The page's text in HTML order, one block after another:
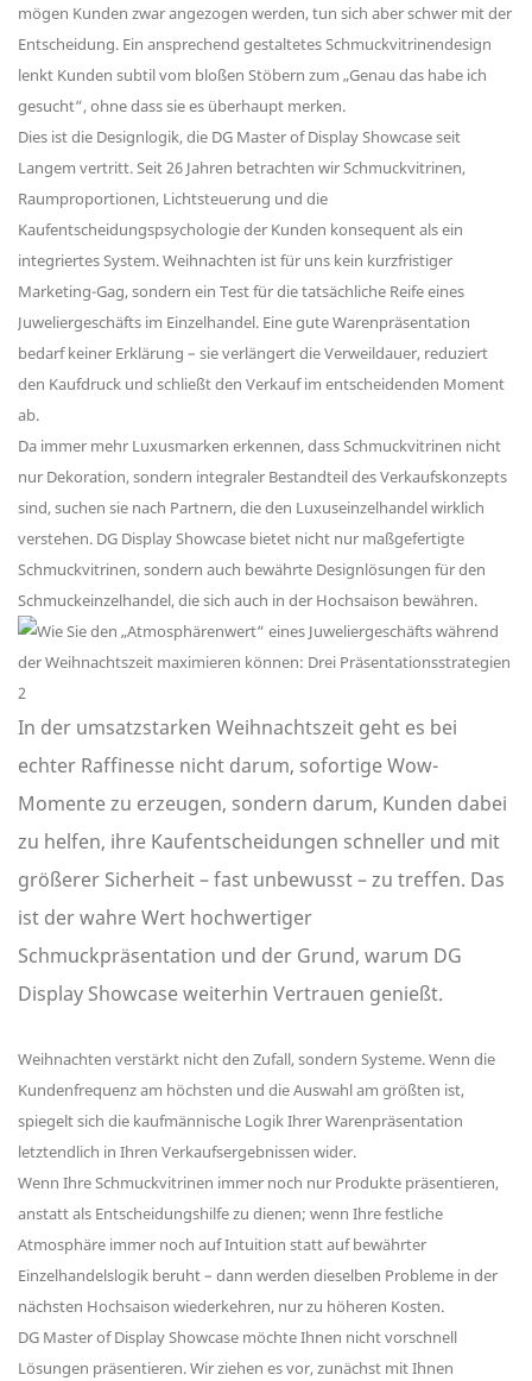
mögen Kunden zwar angezogen werden, tun sich aber schwer mit der
Entscheidung. Ein ansprechend gestaltetes Schmuckvitrinendesign
lenkt Kunden subtil vom bloßen Stöbern zum „Genau das habe ich
gesucht“, ohne dass sie es überhaupt merken.
Dies ist die Designlogik, die DG Master of Display Showcase seit
Langem vertritt. Seit 26 Jahren betrachten wir Schmuckvitrinen,
Raumproportionen, Lichtsteuerung und die
Kaufentscheidungspsychologie der Kunden konsequent als ein
integriertes System. Weihnachten ist für uns kein kurzfristiger
Marketing-Gag, sondern ein Test für die tatsächliche Reife eines
Juweliergeschäfts im Einzelhandel. Eine gute Warenpräsentation
bedarf keiner Erklärung – sie verlängert die Verweildauer, reduziert
den Kaufdruck und schließt den Verkauf im entscheidenden Moment
ab.
Da immer mehr Luxusmarken erkennen, dass Schmuckvitrinen nicht
nur Dekoration, sondern integraler Bestandteil des Verkaufskonzepts
sind, suchen sie nach Partnern, die den Luxuseinzelhandel wirklich
verstehen. DG Display Showcase bietet nicht nur maßgefertigte
Schmuckvitrinen, sondern auch bewährte Designlösungen für den
Schmuckeinzelhandel, die sich auch in der Hochsaison bewähren.
In der umsatzstarken Weihnachtszeit geht es bei
echter Raffinesse nicht darum, sofortige Wow-
Momente zu erzeugen, sondern darum, Kunden dabei
zu helfen, ihre Kaufentscheidungen schneller und mit
größerer Sicherheit – fast unbewusst – zu treffen. Das
ist der wahre Wert hochwertiger
Schmuckpräsentation und der Grund, warum DG
Display Showcase weiterhin Vertrauen genießt.
Weihnachten verstärkt nicht den Zufall, sondern Systeme. Wenn die
Kundenfrequenz am höchsten und die Auswahl am größten ist,
spiegelt sich die kaufmännische Logik Ihrer Warenpräsentation
letztendlich in Ihren Verkaufsergebnissen wider.
Wenn Ihre Schmuckvitrinen immer noch nur Produkte präsentieren,
anstatt als Entscheidungshilfe zu dienen; wenn Ihre festliche
Atmosphäre immer noch auf Intuition statt auf bewährter
Einzelhandelslogik beruht – dann werden dieselben Probleme in der
nächsten Hochsaison wiederkehren, nur zu höheren Kosten.
DG Master of Display Showcase möchte Ihnen nicht vorschnell
Lösungen präsentieren. Wir ziehen es vor, zunächst mit Ihnen